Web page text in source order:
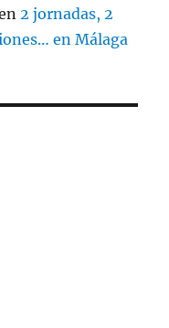
2 jornadas, 2
en Málaga